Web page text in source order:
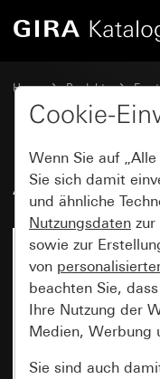
Home Produkte
Schalten und Tasten
Alt - Wippe
Cookie-
Wenn Sie auf
Sie sich damit
und ähnliche
Nutzungsdaten zur
sowie zur
von
beachten Sie, dass
Ihre Nutzung der
Medien, Werbung
Sie sind auch